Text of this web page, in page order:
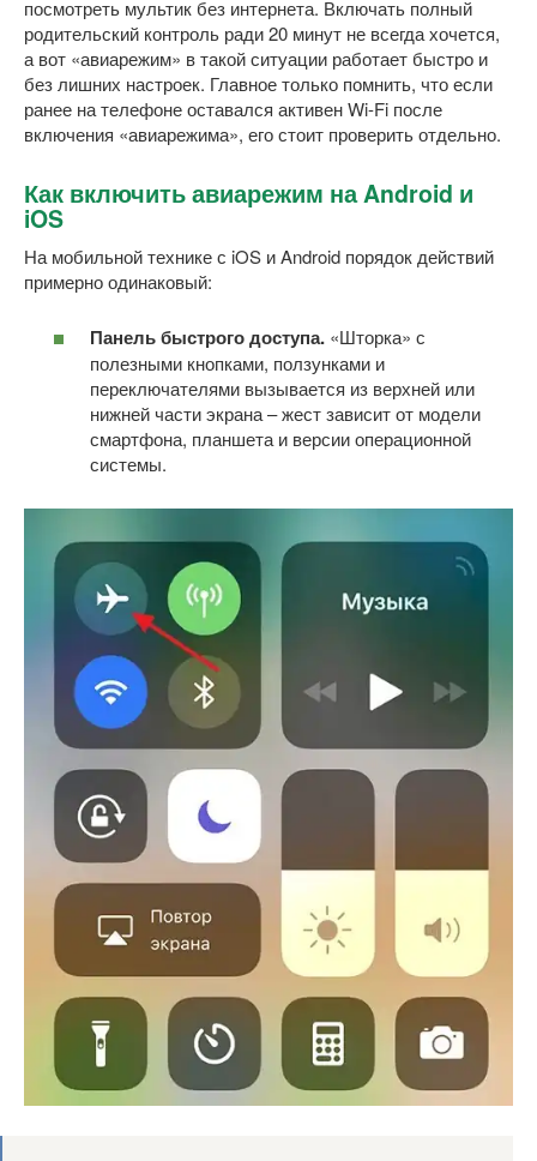
посмотреть мультик без интернета. Включать полный
родительский контроль ради 20 минут не всегда хочется,
а вот «авиарежим» в такой ситуации работает быстро и
без лишних настроек. Главное только помнить, что если
ранее на телефоне оставался активен Wi-Fi после
включения «авиарежима», его стоит проверить отдельно.
Как включить авиарежим на Android и
iOS
На мобильной технике с iOS и Android порядок действий
примерно одинаковый:
Панель быстрого доступа. «Шторка» с
полезными кнопками, ползунками и
переключателями вызывается из верхней или
нижней части экрана – жест зависит от модели
смартфона, планшета и версии операционной
системы.